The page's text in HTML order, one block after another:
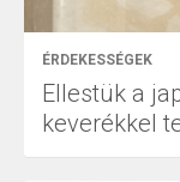
ÉRDEKESSÉGEK
Ellestük a
keverékkel